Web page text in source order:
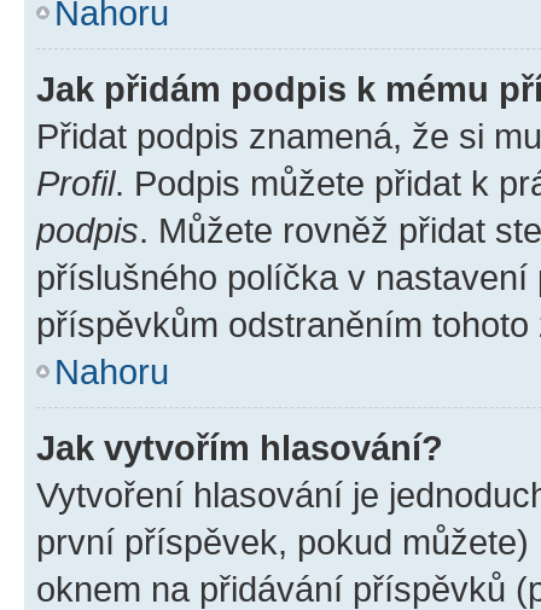
Nahoru
Jak přidám podpis k mému
Přidat podpis znamená, že si
Profil. Podpis můžete přidat k
podpis. Můžete rovněž přidat
příslušného políčka v
příspěvkům odstraněním
Nahoru
Jak vytvořím hlasování?
Vytvoření hlasování je
první příspěvek, pokud
oknem na přidávání příspěvků